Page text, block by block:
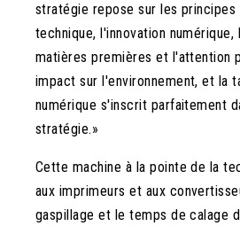
stratégie repose sur les
technique, l'innovation
matières premières et l'attention
impact sur l'environnement, et la
numérique s'inscrit parfaitement
stratégie.»
Cette machine à la pointe de la
aux imprimeurs et aux
gaspillage et le temps de calage